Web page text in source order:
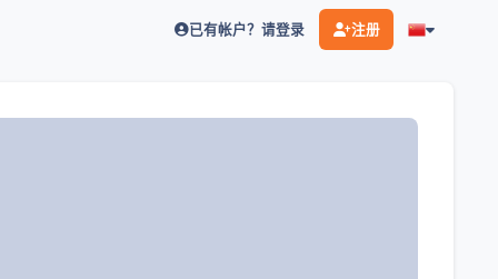
已有帐户？请登录 注册